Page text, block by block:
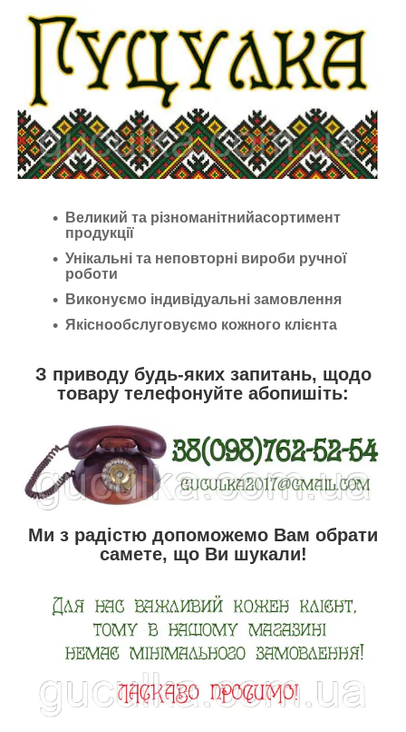
Великий та різноманітнийасортимент
продукції
Унікальні та неповторні вироби ручної
роботи
Виконуємо індивідуальні замовлення
Якіснообслуговуємо кожного клієнта
З приводу будь-яких запитань, щодо
товару телефонуйте абопишіть:
Ми з радістю допоможемо Вам обрати
самете, що Ви шукали!